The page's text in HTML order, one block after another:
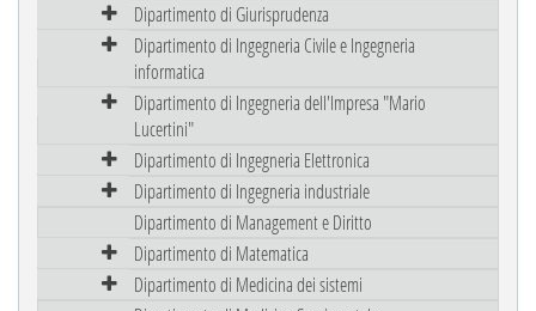
Dipartimento di Giurisprudenza
Dipartimento di Ingegneria Civile e Ingegneria
informatica
Dipartimento di Ingegneria dell'Impresa "Mario
Lucertini"
Dipartimento di Ingegneria Elettronica
Dipartimento di Ingegneria industriale
Dipartimento di Management e Diritto
Dipartimento di Matematica
Dipartimento di Medicina dei sistemi